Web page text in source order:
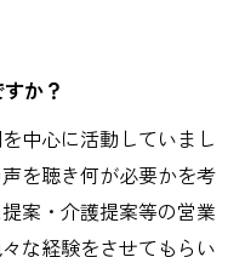
か？
中心に活動していまし
を聴き何が必要かを考
案・介護提案等の営業
な経験をさせてもらい